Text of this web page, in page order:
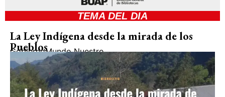
TEMA DEL DIA
La Ley Indígena desde la mirada de los
Pueblos
GobiernoMundo Nuestro